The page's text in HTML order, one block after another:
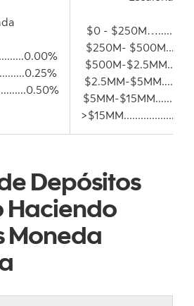
$0 -
$250M-
$500M-
$2.5MM-
$5MM-
Depósitos
Haciendo
Moneda